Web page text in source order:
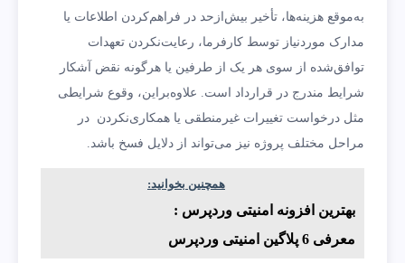
به‌موقع هزینه‌ها، تأخیر بیش‌ازحد در فراهم‌کردن اطلاعات یا
مدارک موردنیاز توسط کارفرما، رعایت‌نکردن تعهدات
توافق‌شده از سوی هر یک از طرفین یا هرگونه نقض آشکار
شرایط مندرج در قرارداد است. علاوه‌براین، وقوع شرایطی
مثل درخواست تغییرات غیرمنطقی یا همکاری‌نکردن در
مراحل مختلف پروژه نیز می‌تواند از دلایل فسخ باشد.
همچنین بخوانید:
بهترین افزونه امنیتی وردپرس :
معرفی 6 پلاگین امنیتی وردپرس